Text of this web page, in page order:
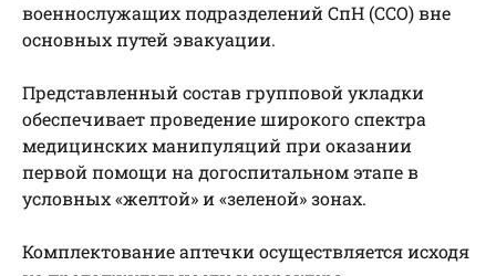
военнослужащих подразделений СпН (ССО) вне
основных путей эвакуации.
Представленный состав групповой укладки
обеспечивает проведение широкого спектра
медицинских манипуляций при оказании
первой помощи на догоспитальном этапе в
условных «желтой» и «зеленой» зонах.
Комплектование аптечки осуществляется исходя